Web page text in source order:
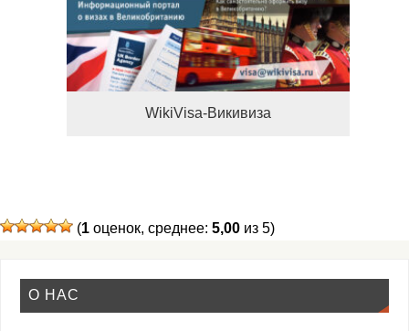
WikiVisa-Викивиза
(1 оценок, среднее: 5,00 из 5)
О НАС